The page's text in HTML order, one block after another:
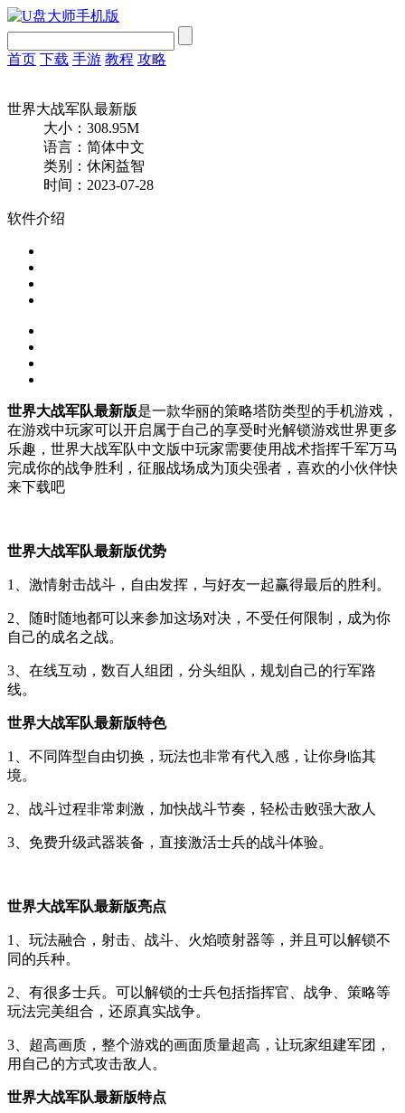
首页 下载 手游 教程 攻略
世界大战军队最新版
大小：308.95M
语言：简体中文
类别：休闲益智
时间：2023-07-28
软件介绍
世界大战军队最新版是一款华丽的策略塔防类型的手机游戏，
在游戏中玩家可以开启属于自己的享受时光解锁游戏世界更多
乐趣，世界大战军队中文版中玩家需要使用战术指挥千军万马
完成你的战争胜利，征服战场成为顶尖强者，喜欢的小伙伴快
来下载吧
世界大战军队最新版优势
1、激情射击战斗，自由发挥，与好友一起赢得最后的胜利。
2、随时随地都可以来参加这场对决，不受任何限制，成为你
自己的成名之战。
3、在线互动，数百人组团，分头组队，规划自己的行军路
线。
世界大战军队最新版特色
1、不同阵型自由切换，玩法也非常有代入感，让你身临其
境。
2、战斗过程非常刺激，加快战斗节奏，轻松击败强大敌人
3、免费升级武器装备，直接激活士兵的战斗体验。
世界大战军队最新版亮点
1、玩法融合，射击、战斗、火焰喷射器等，并且可以解锁不
同的兵种。
2、有很多士兵。可以解锁的士兵包括指挥官、战争、策略等
玩法完美组合，还原真实战争。
3、超高画质，整个游戏的画面质量超高，让玩家组建军团，
用自己的方式攻击敌人。
世界大战军队最新版特点